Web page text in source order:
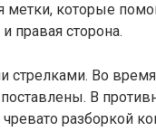
метки, которые
правая сторона.
стрелками. Во
В
разборкой